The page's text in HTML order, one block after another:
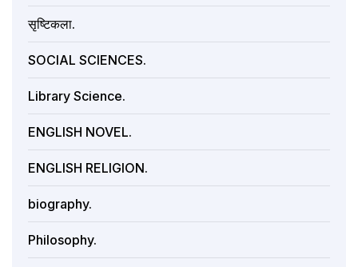
सृष्टिकला.
SOCIAL SCIENCES.
Library Science.
ENGLISH NOVEL.
ENGLISH RELIGION.
biography.
Philosophy.